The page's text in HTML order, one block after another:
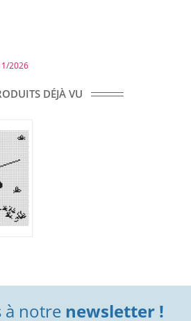
2026
DÉJÀ VU
à notre newsletter !